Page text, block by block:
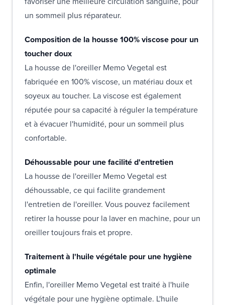
un sommeil plus réparateur.
Composition de la housse 100% viscose pour un
toucher doux
La housse de l'oreiller Memo Vegetal est
fabriquée en 100% viscose, un matériau doux et
soyeux au toucher. La viscose est également
réputée pour sa capacité à réguler la température
et à évacuer l'humidité, pour un sommeil plus
confortable.
Déhoussable pour une facilité d'entretien
La housse de l'oreiller Memo Vegetal est
déhoussable, ce qui facilite grandement
l'entretien de l'oreiller. Vous pouvez facilement
retirer la housse pour la laver en machine, pour un
oreiller toujours frais et propre.
Traitement à l'huile végétale pour une hygiène
optimale
Enfin, l'oreiller Memo Vegetal est traité à l'huile
végétale pour une hygiène optimale. L'huile